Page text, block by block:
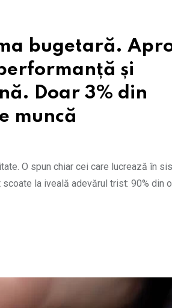
bugetară.
și
Doar 3% din
muncă
O spun chiar cei care lucrează în
la iveală adevărul trist: 90% din